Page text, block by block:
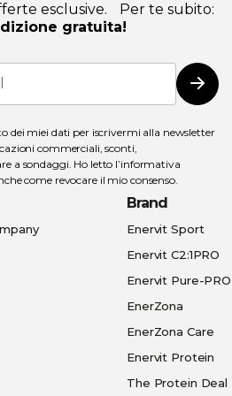
esclusive. Per te subito:
gratuita!
dei miei dati per iscrivermi alla newsletter
commerciali, sconti,
a sondaggi. Ho letto l’informativa
come revocare il mio consenso.
Brand
Enervit Sport
Enervit C2:1PRO
Enervit Pure-PRO
EnerZona
EnerZona Care
Enervit Protein
The Protein Deal